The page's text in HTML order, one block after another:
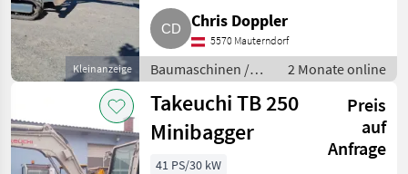
Kleinanzeige
Schnellwechsler, alle Leitungen,
Zustellung möglich. Nettopreis
€ 36.600, -. Baumaschi
Chris Doppler
5570 Mauterndorf
Baumaschinen /
Minibagger
2 Monate online
Takeuchi TB 250
Minibagger
Preis
auf
Anfrage
41 PS/30 kW